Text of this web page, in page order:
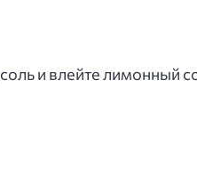
и влейте лимонный